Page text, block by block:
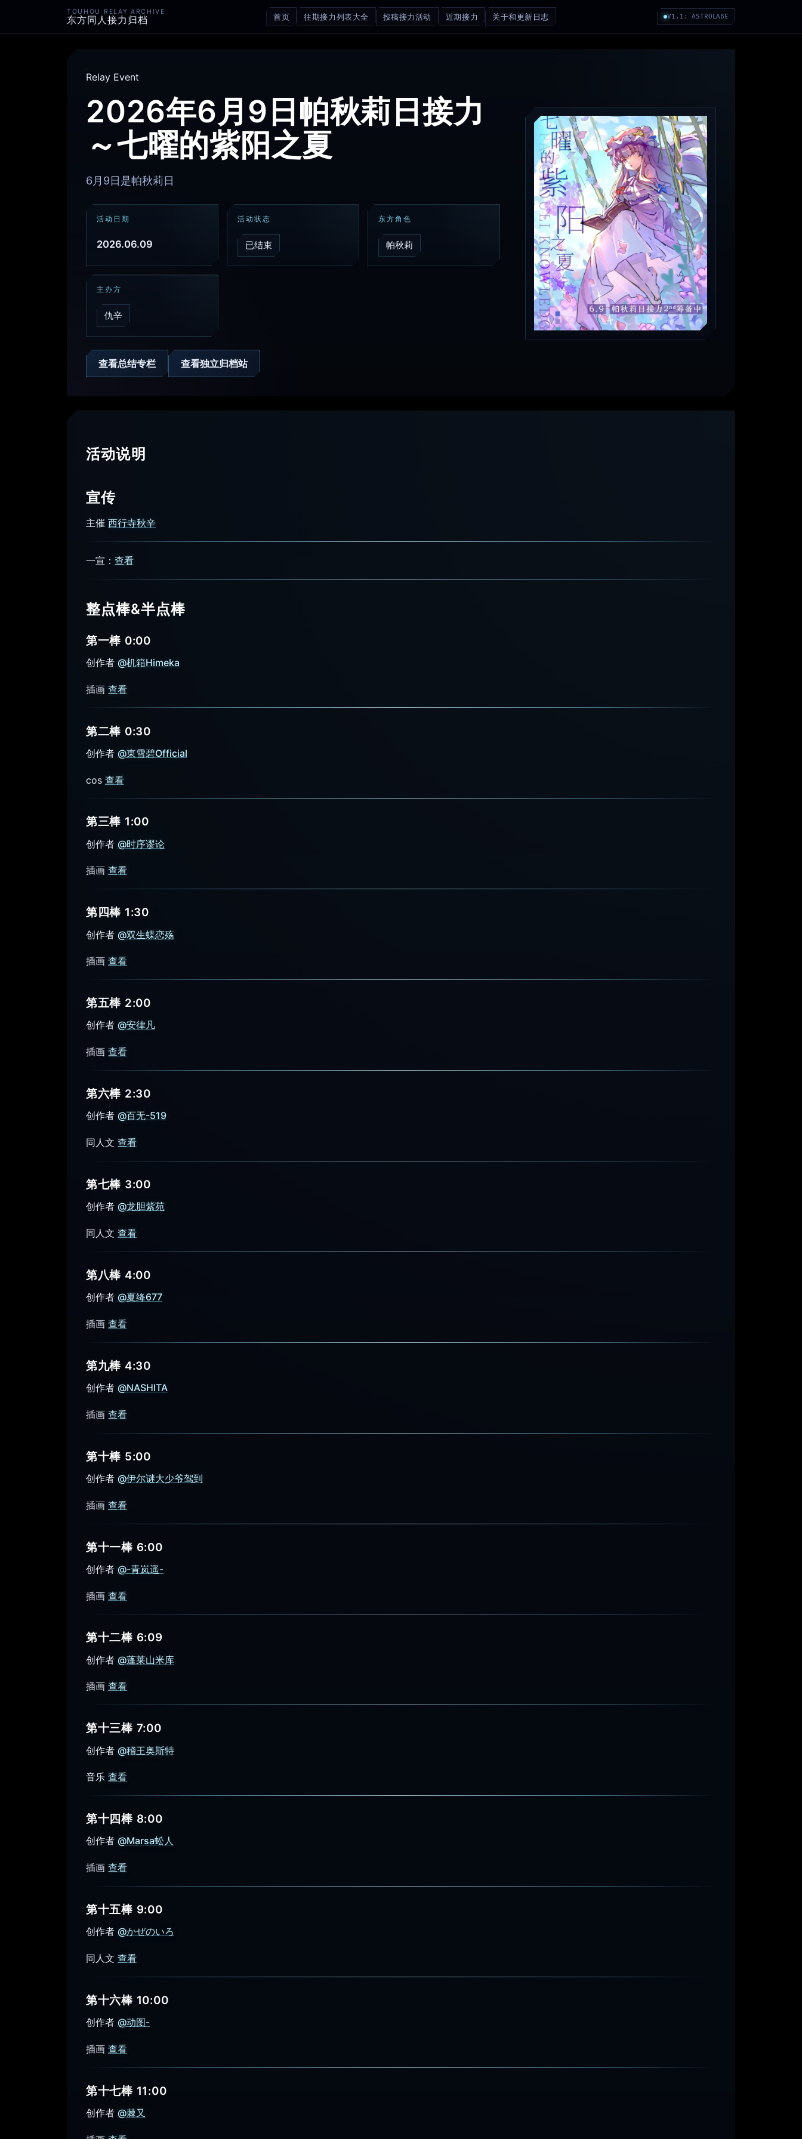
TOUHOU RELAY ARCHIVE
东方同人接力归档 首页 往期接力列表大全 投稿接力活动 近期接力 关于和更新日志 V1.1: ASTROLABE
Relay Event
2026年6月9日帕秋莉日接力
～七曜的紫阳之夏
6月9日是帕秋莉日
活动日期
2026.06.09
活动状态
已结束
东方角色
帕秋莉
主办方
仇辛
查看总结专栏 查看独立归档站
活动说明
宣传
主催 西行寺秋辛
一宣： 查看
整点棒&半点棒
第一棒 0:00
创作者 @机箱Himeka
插画 查看
第二棒 0:30
创作者 @東雪碧Official
cos 查看
第三棒 1:00
创作者 @时序谬论
插画 查看
第四棒 1:30
创作者 @双生蝶恋殇
插画 查看
第五棒 2:00
创作者 @安律凡
插画 查看
第六棒 2:30
创作者 @百无-519
同人文 查看
第七棒 3:00
创作者 @龙胆紫苑
同人文 查看
第八棒 4:00
创作者 @夏绛677
插画 查看
第九棒 4:30
创作者 @NASHITA
插画 查看
第十棒 5:00
创作者 @伊尔谜大少爷驾到
插画 查看
第十一棒 6:00
创作者 @-青岚遥-
插画 查看
第十二棒 6:09
创作者 @蓬莱山米库
插画 查看
第十三棒 7:00
创作者 @稽王奥斯特
音乐 查看
第十四棒 8:00
创作者 @Marsa蚣人
插画 查看
第十五棒 9:00
创作者 @かぜのいろ
同人文 查看
第十六棒 10:00
创作者 @动图-
插画 查看
第十七棒 11:00
创作者 @棘又